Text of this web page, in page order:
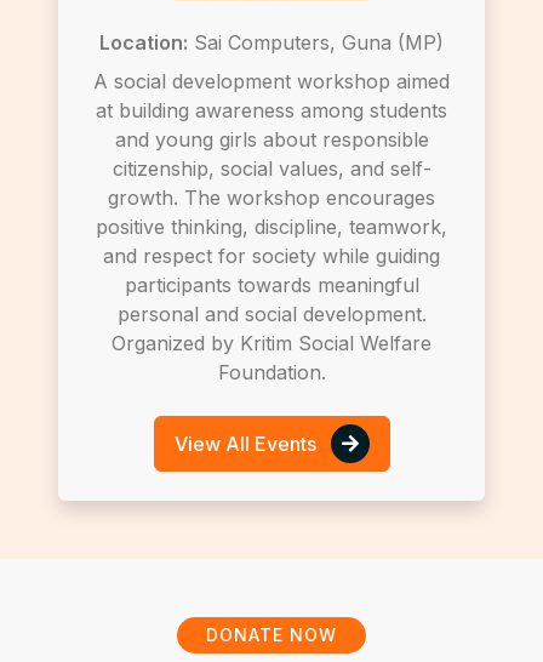
Location: Sai Computers, Guna (MP)
A social development workshop aimed
at building awareness among students
and young girls about responsible
citizenship, social values, and self-
growth. The workshop encourages
positive thinking, discipline, teamwork,
and respect for society while guiding
participants towards meaningful
personal and social development.
Organized by Kritim Social Welfare
Foundation.
View All Events
DONATE NOW